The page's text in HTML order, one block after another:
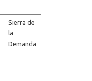
Sierra de
la
Demanda